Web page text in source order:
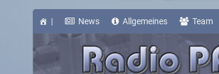
| News Allgemeines Team